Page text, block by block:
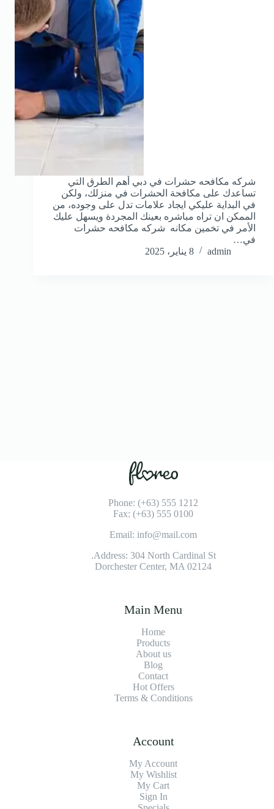
شركه مكافحه حشرات في دبي أهم الطرق التي
تساعدك على مكافحة الحشرات في منزلك، ولكن
في البداية عليكي ايجاد علامات تدل على وجوده، من
الممكن ان تراه مباشره بعينك المجردة ويسهل عليك
الأمر في تخمين مكانه شركه مكافحه حشرات
في…
admin
8 يناير، 2025
Phone: (+63) 555 1212
Fax: (+63) 555 0100
Email: info@mail.com
Address: 304 North Cardinal St.
Dorchester Center, MA 02124
Main Menu
Home
Products
About us
Blog
Contact
Hot Offers
Terms & Conditions
Account
My Account
My Wishlist
My Cart
Sign In